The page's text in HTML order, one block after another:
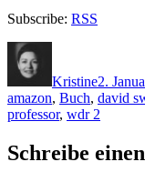
Subscribe: RSS
Kristine2.
amazon, Buch, david
professor, wdr 2
Schreibe